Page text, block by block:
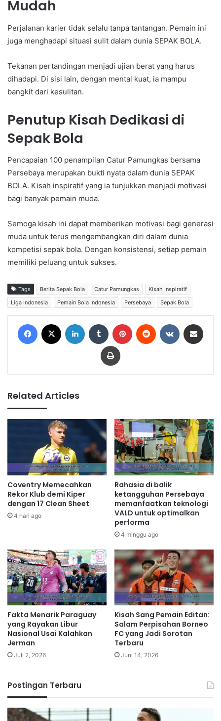
Mudah
Perjalanan karier tidak selalu tanpa tantangan. Pemain ini
juga menghadapi situasi sulit dalam dunia SEPAK BOLA.
Tekanan pertandingan menjadi ujian berat yang harus
dihadapi. Di sisi lain, dengan mental kuat, ia mampu
bangkit dari kesulitan.
Penutup Kisah Dedikasi di
Sepak Bola
Pencapaian 100 penampilan Catur Pamungkas bersama
Persebaya merupakan bukti nyata dalam dunia SEPAK
BOLA. Kisah inspiratif yang ia tunjukkan menjadi motivasi
bagi banyak pemain muda.
Semoga kisah ini dapat memberikan motivasi bagi generasi
muda untuk terus mengembangkan diri dalam dunia
kompetisi sepak bola. Dengan konsistensi, setiap pemain
memiliki peluang untuk sukses.
Tags Berita Sepak Bola Catur Pamungkas
Kisah Inspiratif
Liga Indonesia
Pemain Bola Indonesia Persebaya Sepak Bola
Print
Related Articles
Coventry Memecahkan
Rekor Klub demi Kiper
dengan 17 Clean Sheet
4 hari ago
Rahasia di balik
ketangguhan Persebaya
memanfaatkan teknologi
VALD untuk optimalkan
performa
4 minggu ago
Fakta Menarik Paraguay
yang Rayakan Libur
Nasional Usai Kalahkan
Jerman
Juli 2, 2026
Kisah Sang Pemain Editan:
Salam Perpisahan Borneo
FC yang Jadi Sorotan
Terbaru
Juni 14, 2026
Postingan Terbaru